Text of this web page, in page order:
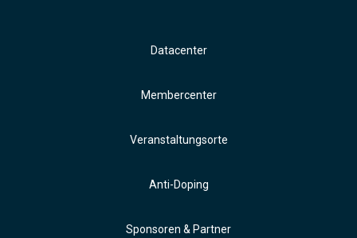
Datacenter
Membercenter
Veranstaltungsorte
Anti-Doping
Sponsoren & Partner